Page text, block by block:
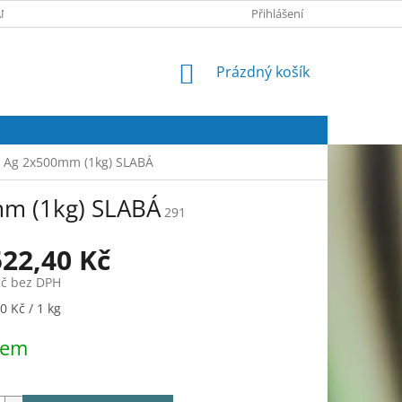
OSOBNÍCH ÚDAJŮ FORMULÁŘ ODSTOUPENÍ OD KUPNÍ
Přihlášení
NÁKUPNÍ
Prázdný košík
2x500mm (1kg) SLABÁ
(1kg) SLABÁ 291
Kč
bez DPH
Kč / 1 kg